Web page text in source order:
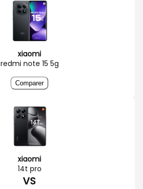
xiaomi
redmi note 15 5g
Comparer
xiaomi
14t pro
VS